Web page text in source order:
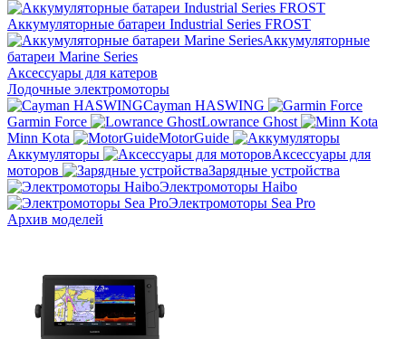
Аккумуляторные батареи Industrial Series FROST
Аккумуляторные
батареи Marine Series
Аксессуары для катеров
Лодочные электромоторы
Cayman HASWING
Garmin Force
Lowrance Ghost
Minn Kota
MotorGuide
Аккумуляторы
Аксессуары для
моторов
Зарядные устройства
Электромоторы Haibo
Электромоторы Sea Pro
Архив моделей